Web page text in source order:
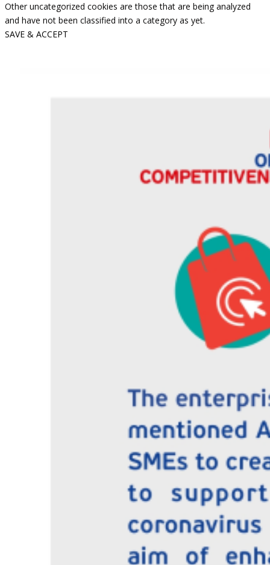
Other uncategorized cookies are those that are being analyzed
and have not been classified into a category as yet.
SAVE & ACCEPT